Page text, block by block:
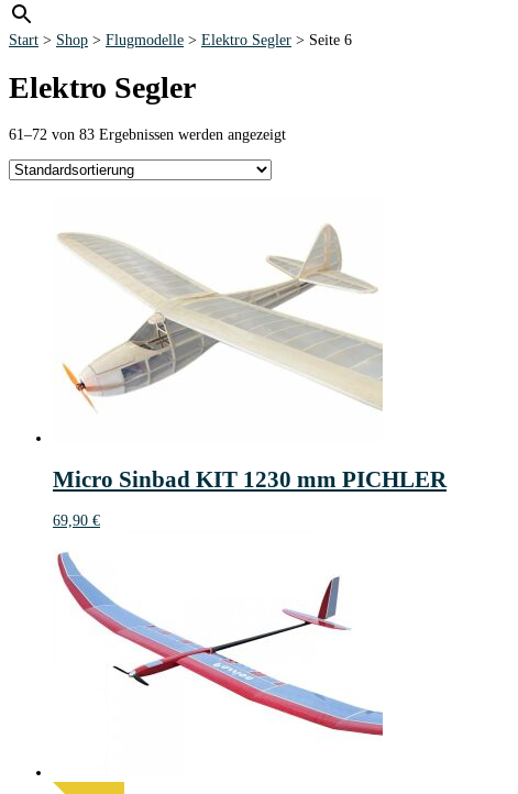
Start > Shop > Flugmodelle > Elektro Segler > Seite 6
Elektro Segler
61–72 von 83 Ergebnissen werden angezeigt
Micro Sinbad KIT 1230 mm PICHLER
69,90 €